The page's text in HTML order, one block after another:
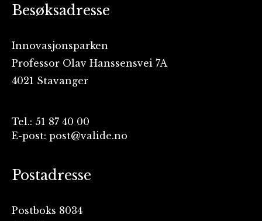
Besøksadresse
Innovasjonsparken
Professor Olav Hanssensvei 7A
4021 Stavanger
Tel.: 51 87 40 00
E-post: post@valide.no
Postadresse
Postboks 8034